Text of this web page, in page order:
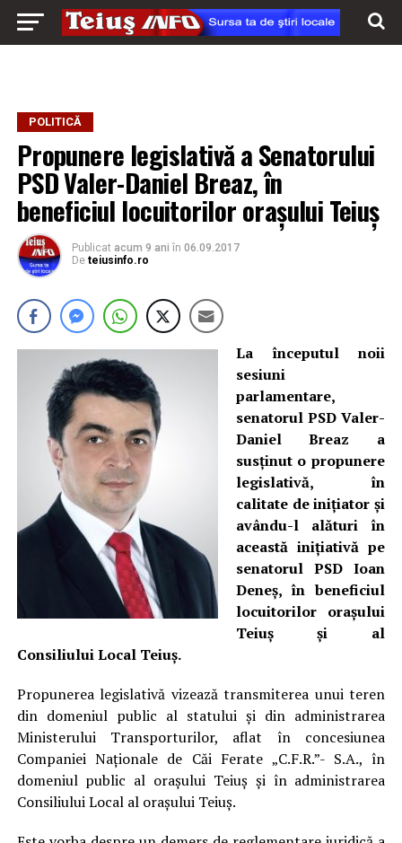
POLITICĂ
Propunere legislativă a Senatorului
PSD Valer-Daniel Breaz, în
beneficiul locuitorilor orașului Teiuș
Publicat acum 9 ani în 06.09.2017
De teiusinfo.ro
La începutul noii
sesiuni
parlamentare,
senatorul PSD Valer-
Daniel Breaz a
susținut o propunere
legislativă, în
calitate de inițiator și
avându-l alături în
această inițiativă pe
senatorul PSD Ioan
Deneș, în beneficiul
locuitorilor orașului
Teiuș și al
Consiliului Local Teiuș.
Propunerea legislativă vizează transmiterea unui teren
din domeniul public al statului şi din administrarea
Ministerului Transporturilor, aflat în concesiunea
Companiei Naţionale de Căi Ferate „C.F.R.”- S.A., în
domeniul public al oraşului Teiuş şi în administrarea
Consiliului Local al oraşului Teiuş.